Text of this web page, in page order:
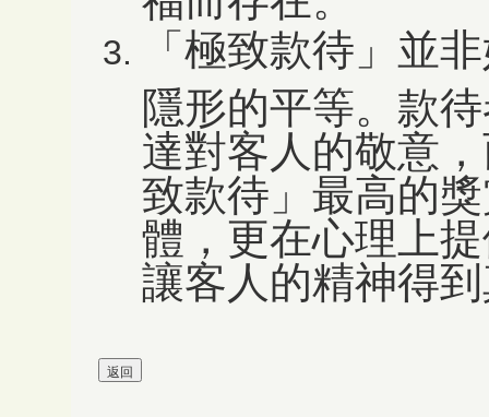
「極致款待」並
隱形的平等。款
達對客人的敬意
致款待」最高的
體，更在心理上
讓客人的精神得